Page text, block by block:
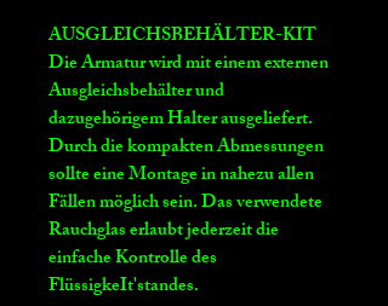
AUSGLEICHSBEHÄLTER-KIT
Die Armatur wird mit einem externen
Ausgleichsbehälter und
dazugehörigem Halter ausgeliefert.
Durch die kompakten Abmessungen
sollte eine Montage in nahezu allen
Fällen möglich sein. Das verwendete
Rauchglas erlaubt jederzeit die
einfache Kontrolle des
FlüssigkeIt'standes.